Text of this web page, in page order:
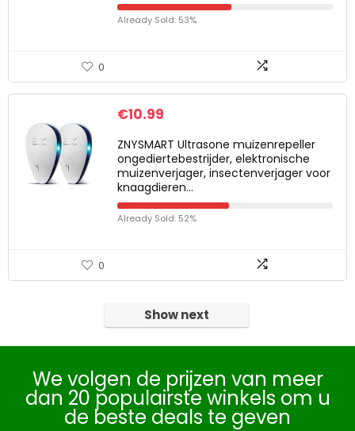
Already Sold: 53%
0
€10.99
ZNYSMART Ultrasone muizenrepeller
ongediertebestrijder, elektronische
muizenverjager, insectenverjager voor
knaagdieren…
Already Sold: 52%
0
Show next
We volgen de prijzen van meer
dan 20 populairste winkels om u
de beste deals te geven